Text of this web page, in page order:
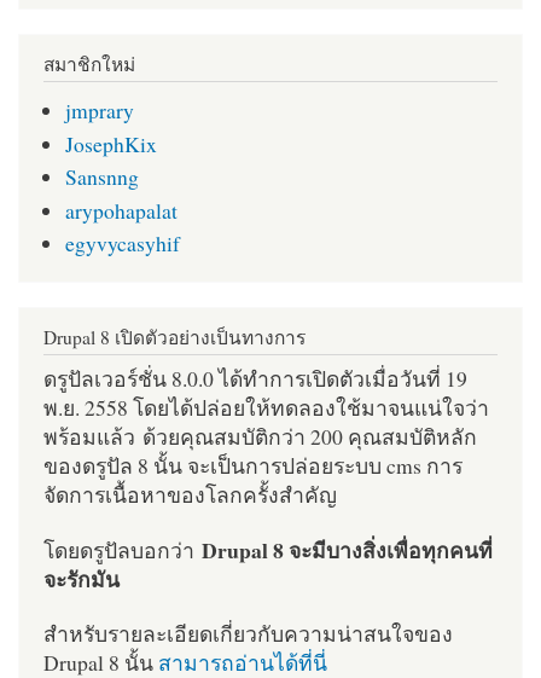
สมาชิกใหม่
jmprary
JosephKix
Sansnng
arypohapalat
egyvycasyhif
Drupal 8 เปิดตัวอย่างเป็นทางการ
ดรูปัลเวอร์ชั่น 8.0.0 ได้ทำการเปิดตัวเมื่อวันที่ 19
พ.ย. 2558 โดยได้ปล่อยให้ทดลองใช้มาจนแน่ใจว่า
พร้อมแล้ว ด้วยคุณสมบัติกว่า 200 คุณสมบัติหลัก
ของดรูปัล 8 นั้น จะเป็นการปล่อยระบบ cms การ
จัดการเนื้อหาของโลกครั้งสำคัญ
โดยดรูปัลบอกว่า Drupal 8 จะมีบางสิ่งเพื่อทุกคนที่
จะรักมัน
สำหรับรายละเอียดเกี่ยวกับความน่าสนใจของ
Drupal 8 นั้น สามารถอ่านได้ที่นี่